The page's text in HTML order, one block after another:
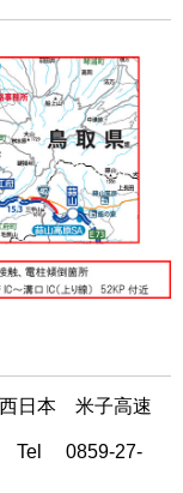
西日本 米子高速
Tel 0859-27-